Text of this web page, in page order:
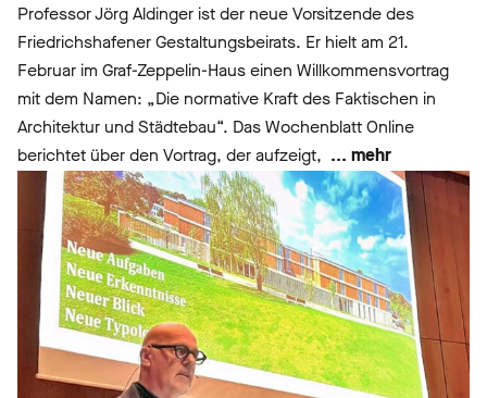
Professor Jörg Aldinger ist der neue Vorsitzende des
Friedrichshafener Gestaltungsbeirats. Er hielt am 21.
Februar im Graf-Zeppelin-Haus einen Willkommensvortrag
mit dem Namen: „Die normative Kraft des Faktischen in
Architektur und Städtebau“. Das Wochenblatt Online
berichtet über den Vortrag, der aufzeigt, ... mehr